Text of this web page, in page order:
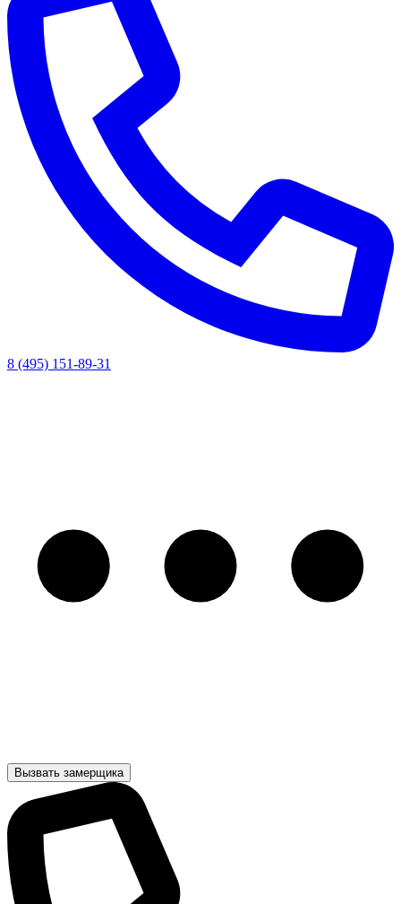
8 (495) 151-89-31
Вызвать замерщика